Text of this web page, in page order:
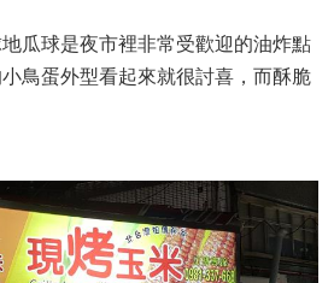
瓜球是夜市裡非常受歡迎的油炸點
鳥蛋外型看起來就很討喜，而酥脆